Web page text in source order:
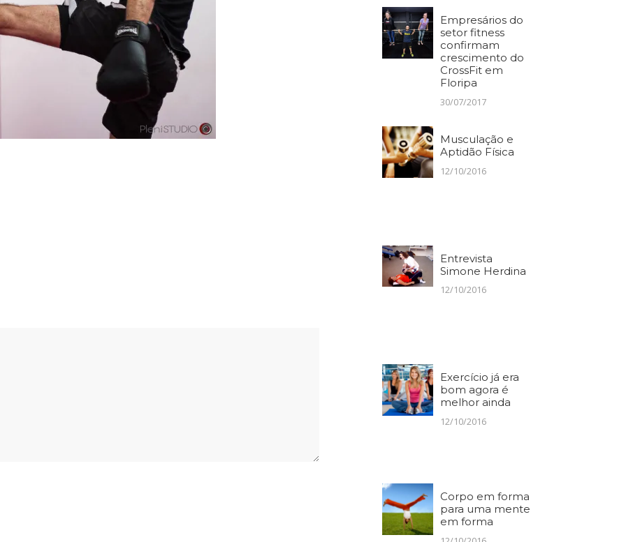
Empresários do
setor fitness
confirmam
crescimento do
CrossFit em
Floripa
30/07/2017
Musculação e
Aptidão Física
12/10/2016
Entrevista
Simone Herdina
12/10/2016
Exercício já era
bom agora é
melhor ainda
12/10/2016
Corpo em forma
para uma mente
em forma